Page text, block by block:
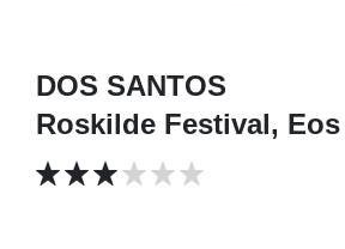
DOS SANTOS
Roskilde Festival, Eos